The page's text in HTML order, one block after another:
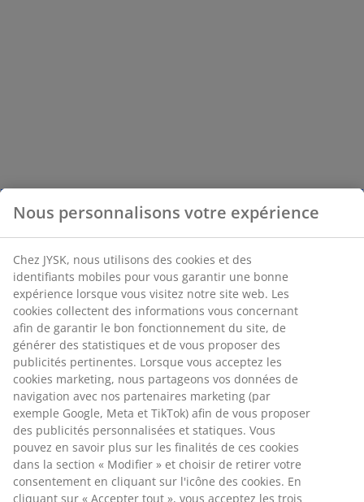
Nous personnalisons votre expérience
Chez JYSK, nous utilisons des cookies et des
identifiants mobiles pour vous garantir une bonne
expérience lorsque vous visitez notre site web. Les
cookies collectent des informations vous concernant
afin de garantir le bon fonctionnement du site, de
générer des statistiques et de vous proposer des
publicités pertinentes. Lorsque vous acceptez les
cookies marketing, nous partageons vos données de
navigation avec nos partenaires marketing (par
exemple Google, Meta et TikTok) afin de vous proposer
des publicités personnalisées et statiques. Vous
pouvez en savoir plus sur les finalités de ces cookies
dans la section « Modifier » et choisir de retirer votre
consentement en cliquant sur l'icône des cookies. En
cliquant sur « Accepter tout », vous acceptez les trois